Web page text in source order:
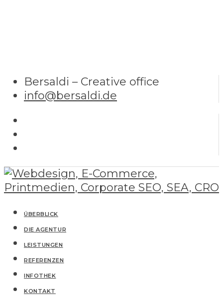
Bersaldi – Creative office
info@bersaldi.de
ÜBERBLICK
DIE AGENTUR
LEISTUNGEN
REFERENZEN
IN­FO­THEK
KONTAKT